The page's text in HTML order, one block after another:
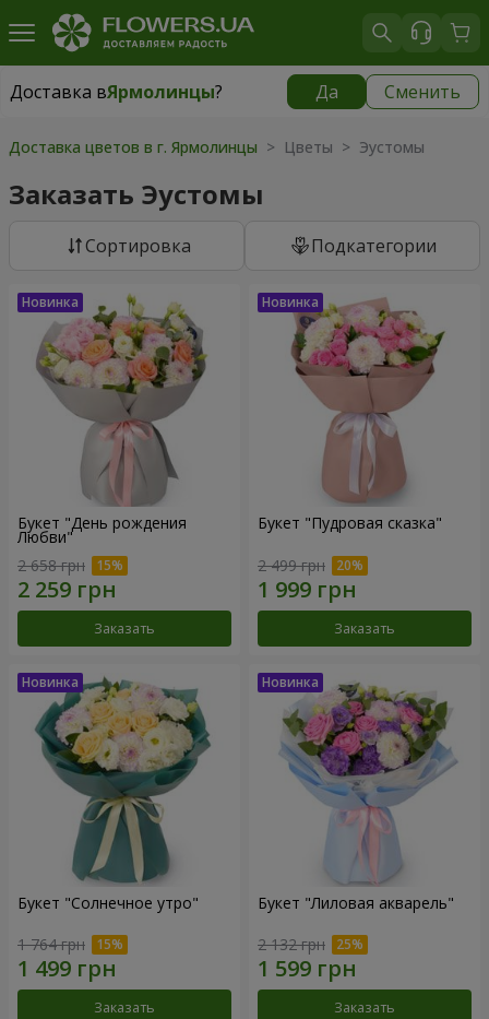
Доставка вЯрмолинцы? Да Сменить
Доставка вЯрмолинцы|
Доставка цветов в г. Ярмолинцы > Цветы > Эустомы
Заказать Эустомы
Cортировка Подкатегории
Букет "День рождения
Любви"
2 658 грн
Заказать
Букет "Пудровая сказка"
2 499 грн
Заказать
Букет "Солнечное утро"
1 764 грн
Заказать
Букет "Лиловая акварель"
2 132 грн
Заказать